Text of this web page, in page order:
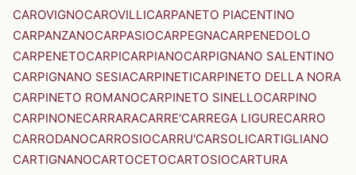
CAROVIGNOCAROVILLICARPANETO PIACENTINO
CARPANZANOCARPASIOCARPEGNACARPENEDOLO
CARPENETOCARPICARPIANOCARPIGNANO SALENTINO
CARPIGNANO SESIACARPINETICARPINETO DELLA NORA
CARPINETO ROMANOCARPINETO SINELLOCARPINO
CARPINONECARRARACARRE'CARREGA LIGURECARRO
CARRODANOCARROSIOCARRU'CARSOLICARTIGLIANO
CARTIGNANOCARTOCETOCARTOSIOCARTURA